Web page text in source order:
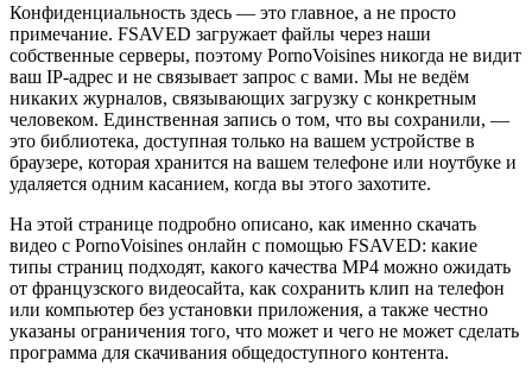
Конфиденциальность здесь — это главное, а не просто
примечание. FSAVED загружает файлы через наши
собственные серверы, поэтому PornoVoisines никогда не видит
ваш IP-адрес и не связывает запрос с вами. Мы не ведём
никаких журналов, связывающих загрузку с конкретным
человеком. Единственная запись о том, что вы сохранили, —
это библиотека, доступная только на вашем устройстве в
браузере, которая хранится на вашем телефоне или ноутбуке и
удаляется одним касанием, когда вы этого захотите.
На этой странице подробно описано, как именно скачать
видео с PornoVoisines онлайн с помощью FSAVED: какие
типы страниц подходят, какого качества MP4 можно ожидать
от французского видеосайта, как сохранить клип на телефон
или компьютер без установки приложения, а также честно
указаны ограничения того, что может и чего не может сделать
программа для скачивания общедоступного контента.